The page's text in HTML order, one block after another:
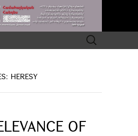
Search
for:
HERESY
OF